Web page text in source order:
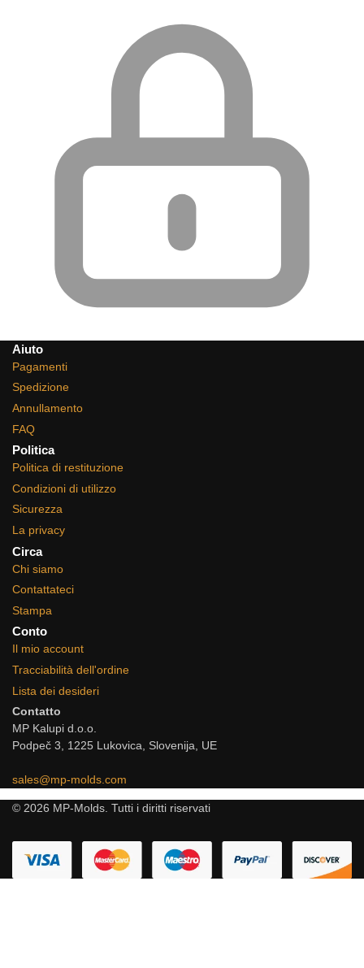
Aiuto
Pagamenti
Spedizione
Annullamento
FAQ
Politica
Politica di restituzione
Condizioni di utilizzo
Sicurezza
La privacy
Circa
Chi siamo
Contattateci
Stampa
Conto
Il mio account
Tracciabilità dell'ordine
Lista dei desideri
Contatto
MP Kalupi d.o.o.
Podpeč 3, 1225 Lukovica, Slovenija, UE
sales@mp-molds.com
© 2026 MP-Molds. Tutti i diritti riservati